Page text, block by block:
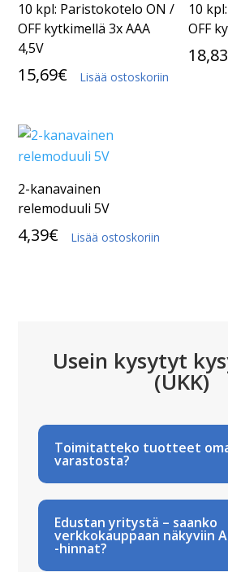
10 kpl: Paristokotelo ON /
OFF kytkimellä 3x AAA
4,5V
15,69€ Lisää ostoskoriin
10
OFF
18,83
2-kanavainen
relemoduuli 5V
4,39€ Lisää ostoskoriin
Usein kysytyt
(UKK)
Toimitatteko tuotteet
varastosta?
Edustan yritystä – saanko
verkkokauppaan näkyviin
-hinnat?